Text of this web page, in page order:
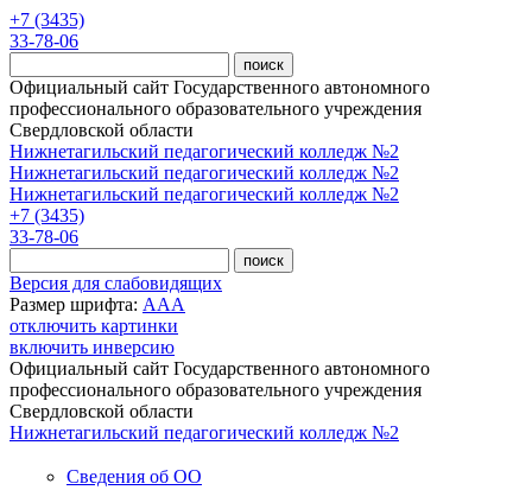
Перейти к основному содержанию
+7 (3435)
33-78-06
Официальный сайт Государственного автономного
профессионального образовательного учреждения
Свердловской области
Нижнетагильский педагогический колледж №2
Нижнетагильский педагогический колледж №2
Нижнетагильский педагогический колледж №2
+7 (3435)
33-78-06
Версия для слабовидящих
Размер шрифта: AAA
отключить картинки
включить инверсию
Официальный сайт Государственного автономного
профессионального образовательного учреждения
Свердловской области
Нижнетагильский педагогический колледж №2
Сведения об ОО